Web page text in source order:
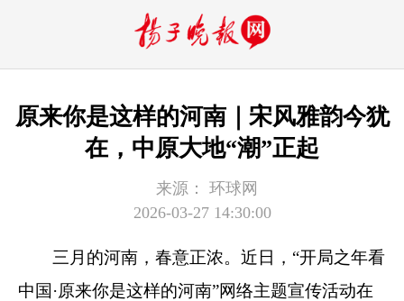
原来你是这样的河南｜宋风雅韵今犹
在，中原大地“潮”正起
来源：
环球网
2026-03-27 14:30:00
三月的河南，春意正浓。近日，“开局之年看
中国·原来你是这样的河南”网络主题宣传活动在